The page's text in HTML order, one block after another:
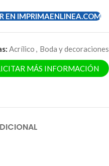
EN IMPRIMAENLINEA.COM
Acrílico , Boda y decoraciones
MÁS INFORMACIÓN